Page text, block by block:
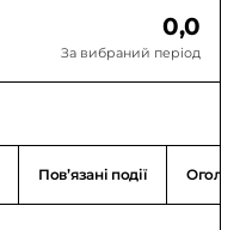
0,0
За вибраний період
Повʼязані події